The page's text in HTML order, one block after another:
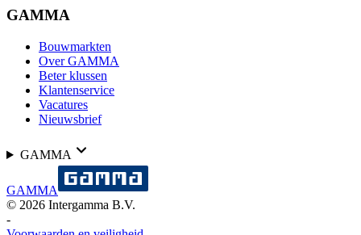
GAMMA
Bouwmarkten
Over GAMMA
Beter klussen
Klantenservice
Vacatures
Nieuwsbrief
GAMMA
GAMMA
© 2026 Intergamma B.V.
-